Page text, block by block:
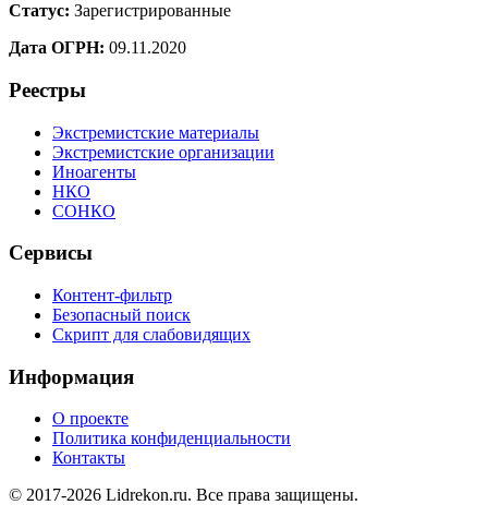
Статус: Зарегистрированные
Дата ОГРН: 09.11.2020
Реестры
Экстремистские материалы
Экстремистские организации
Иноагенты
НКО
СОНКО
Сервисы
Контент-фильтр
Безопасный поиск
Скрипт для слабовидящих
Информация
О проекте
Политика конфиденциальности
Контакты
© 2017-2026 Lidrekon.ru. Все права защищены.